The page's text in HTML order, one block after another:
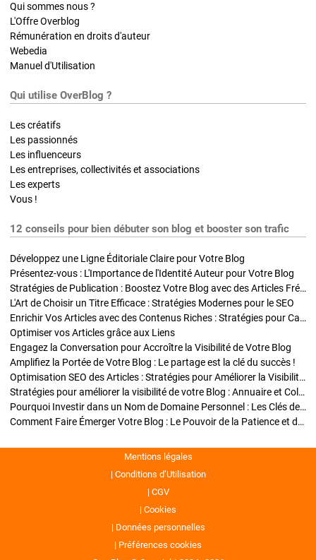
Qui sommes nous ?
L'Offre Overblog
Rémunération en droits d'auteur
Webedia
Manuel d'Utilisation
Qui utilise OverBlog ?
Les créatifs
Les passionnés
Les influenceurs
Les entreprises, collectivités et associations
Les experts
Vous !
12 conseils pour bien débuter son blog et booster son trafic
Développez une Ligne Éditoriale Claire pour Votre Blog
Présentez-vous : L'Importance de l'Identité Auteur pour Votre Blog
Stratégies de Publication : Boostez Votre Blog avec des Articles Fréquents et Exclusifs
L'Art de Choisir un Titre Efficace : Stratégies Modernes pour le SEO
Enrichir Vos Articles avec des Contenus Riches : Stratégies pour Captiver et Optimiser
Optimiser vos Articles grâce aux Liens
Engagez la Conversation pour Accroître la Visibilité de Votre Blog
Amplifiez la Portée de Votre Blog : Le partage est la clé du succès !
Optimisation SEO des Articles : Stratégies pour Améliorer la Visibilité de Votre Blog
Stratégies pour améliorer la visibilité de votre Blog : Annuaire et Collaborations
Pourquoi Investir dans un Nom de Domaine Personnel : Les Clés de la Réussite de Votre Blog
Comment Faire Émerger Votre Blog : Le Pouvoir de la Patience et de la Persévérance
Mentions légales
Conditions d’Utilisation
CGV
Cookies
Données personnelles
Préférences cookies